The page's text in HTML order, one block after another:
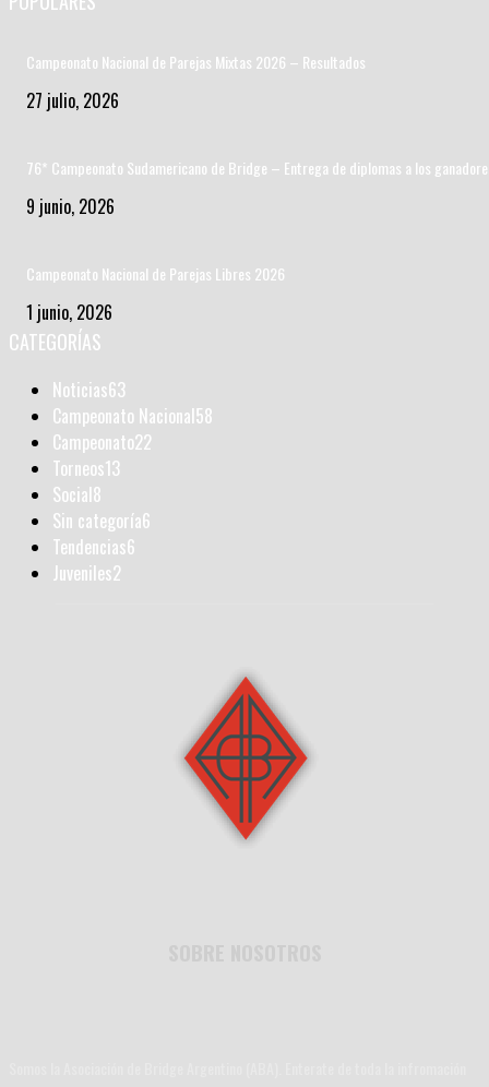
Campeonato Nacional de Parejas Mixtas 2026 – Resultados
27 julio, 2026
76* Campeonato Sudamericano de Bridge – Entrega de diplomas a los
9 junio, 2026
Campeonato Nacional de Parejas Libres 2026
1 junio, 2026
CATEGORÍAS
Noticias63
Campeonato Nacional58
Campeonato22
Torneos13
Social8
Sin categoría6
Tendencias6
Juveniles2